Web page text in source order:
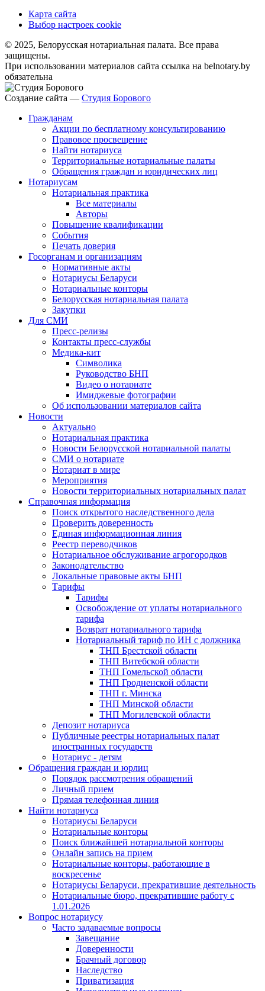
Карта сайта
Выбор настроек cookie
© 2025, Белорусская нотариальная палата. Все права
защищены.
При использовании материалов сайта ссылка на belnotary.by
обязательна
Создание сайта — Студия Борового
Гражданам
Акции по бесплатному консультированию
Правовое просвещение
Найти нотариуса
Территориальные нотариальные палаты
Обращения граждан и юридических лиц
Нотариусам
Нотариальная практика
Все материалы
Авторы
Повышение квалификации
События
Печать доверия
Госорганам и организациям
Нормативные акты
Нотариусы Беларуси
Нотариальные конторы
Белорусская нотариальная палата
Закупки
Для СМИ
Пресс-релизы
Контакты пресс-службы
Медика-кит
Символика
Руководство БНП
Видео о нотариате
Имиджевые фотографии
Об использовании материалов сайта
Новости
Актуально
Нотариальная практика
Новости Белорусской нотариальной палаты
СМИ о нотариате
Нотариат в мире
Мероприятия
Новости территориальных нотариальных палат
Справочная информация
Поиск открытого наследственного дела
Проверить доверенность
Единая информационная линия
Реестр переводчиков
Нотариальное обслуживание агрогородков
Законодательство
Локальные правовые акты БНП
Тарифы
Тарифы
Освобождение от уплаты нотариального
тарифа
Возврат нотариального тарифа
Нотариальный тариф по ИН с должника
ТНП Брестской области
ТНП Витебской области
ТНП Гомельской области
ТНП Гродненской области
ТНП г. Минска
ТНП Минской области
ТНП Могилевской области
Депозит нотариуса
Публичные реестры нотариальных палат
иностранных государств
Нотариус - детям
Обращения граждан и юрлиц
Порядок рассмотрения обращений
Личный прием
Прямая телефонная линия
Найти нотариуса
Нотариусы Беларуси
Нотариальные конторы
Поиск ближайшей нотариальной конторы
Онлайн запись на прием
Нотариальные конторы, работающие в
воскресенье
Нотариусы Беларуси, прекратившие деятельность
Нотариальные бюро, прекратившие работу с
1.01.2026
Вопрос нотариусу
Часто задаваемые вопросы
Завещание
Доверенности
Брачный договор
Наследство
Приватизация